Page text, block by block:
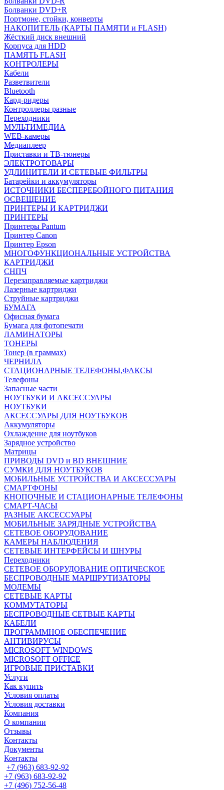
Болванки DVD+R
Портмоне, стойки, конверты
НАКОПИТЕЛЬ (КАРТЫ ПАМЯТИ и FLASH)
Жёсткий диск внешний
Корпуса для HDD
ПАМЯТЬ FLASH
КОНТРОЛЕРЫ
Кабели
Разветвители
Bluetooth
Кард-ридеры
Контроллеры разные
Переходники
МУЛЬТИМЕДИА
WEB-камеры
Медиаплеер
Приставки и ТВ-тюнеры
ЭЛЕКТРОТОВАРЫ
УДЛИНИТЕЛИ И СЕТЕВЫЕ ФИЛЬТРЫ
Батарейки и аккумуляторы
ИСТОЧНИКИ БЕСПЕРЕБОЙНОГО ПИТАНИЯ
ОСВЕЩЕНИЕ
ПРИНТЕРЫ И КАРТРИДЖИ
ПРИНТЕРЫ
Принтеры Pantum
Принтер Canon
Принтер Epson
МНОГОФУНКЦИОНАЛЬНЫЕ УСТРОЙСТВА
КАРТРИДЖИ
СНПЧ
Перезаправляемые картриджи
Лазерные картриджи
Струйные картриджи
БУМАГА
Офисная бумага
Бумага для фотопечати
ЛАМИНАТОРЫ
ТОНЕРЫ
Тонер (в граммах)
ЧЕРНИЛА
СТАЦИОНАРНЫЕ ТЕЛЕФОНЫ,ФАКСЫ
Телефоны
Запасные части
НОУТБУКИ И АКСЕССУАРЫ
НОУТБУКИ
АКСЕССУАРЫ ДЛЯ НОУТБУКОВ
Аккумуляторы
Охлаждение для ноутбуков
Зарядное устройство
Матрицы
ПРИВОДЫ DVD и BD ВНЕШНИЕ
СУМКИ ДЛЯ НОУТБУКОВ
МОБИЛЬНЫЕ УСТРОЙСТВА И АКСЕССУАРЫ
СМАРТФОНЫ
КНОПОЧНЫЕ И СТАЦИОНАРНЫЕ ТЕЛЕФОНЫ
СМАРТ-ЧАСЫ
РАЗНЫЕ АКСЕССУАРЫ
МОБИЛЬНЫЕ ЗАРЯДНЫЕ УСТРОЙСТВА
СЕТЕВОЕ ОБОРУДОВАНИЕ
КАМЕРЫ НАБЛЮДЕНИЯ
СЕТЕВЫЕ ИНТЕРФЕЙСЫ И ШНУРЫ
Переходники
СЕТЕВОЕ ОБОРУДОВАНИЕ ОПТИЧЕСКОЕ
БЕСПРОВОДНЫЕ МАРШРУТИЗАТОРЫ
МОДЕМЫ
СЕТЕВЫЕ КАРТЫ
КОММУТАТОРЫ
БЕСПРОВОДНЫЕ СЕТВЫЕ КАРТЫ
КАБЕЛИ
ПРОГРАММНОЕ ОБЕСПЕЧЕНИЕ
АНТИВИРУСЫ
MICROSOFT WINDOWS
MICROSOFT OFFICE
ИГРОВЫЕ ПРИСТАВКИ
Услуги
Как купить
Условия оплаты
Условия доставки
Компания
О компании
Отзывы
Контакты
Документы
Контакты
+7 (963) 683-92-92
+7 (963) 683-92-92
+7 (496) 752-56-48